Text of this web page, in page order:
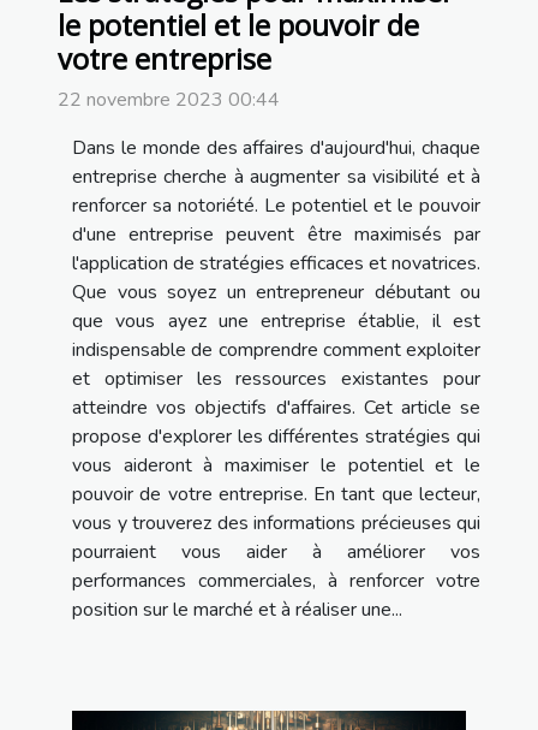
le potentiel et le pouvoir de
votre entreprise
22 novembre 2023 00:44
Dans le monde des affaires d'aujourd'hui, chaque
entreprise cherche à augmenter sa visibilité et à
renforcer sa notoriété. Le potentiel et le pouvoir
d'une entreprise peuvent être maximisés par
l'application de stratégies efficaces et novatrices.
Que vous soyez un entrepreneur débutant ou
que vous ayez une entreprise établie, il est
indispensable de comprendre comment exploiter
et optimiser les ressources existantes pour
atteindre vos objectifs d'affaires. Cet article se
propose d'explorer les différentes stratégies qui
vous aideront à maximiser le potentiel et le
pouvoir de votre entreprise. En tant que lecteur,
vous y trouverez des informations précieuses qui
pourraient vous aider à améliorer vos
performances commerciales, à renforcer votre
position sur le marché et à réaliser une...